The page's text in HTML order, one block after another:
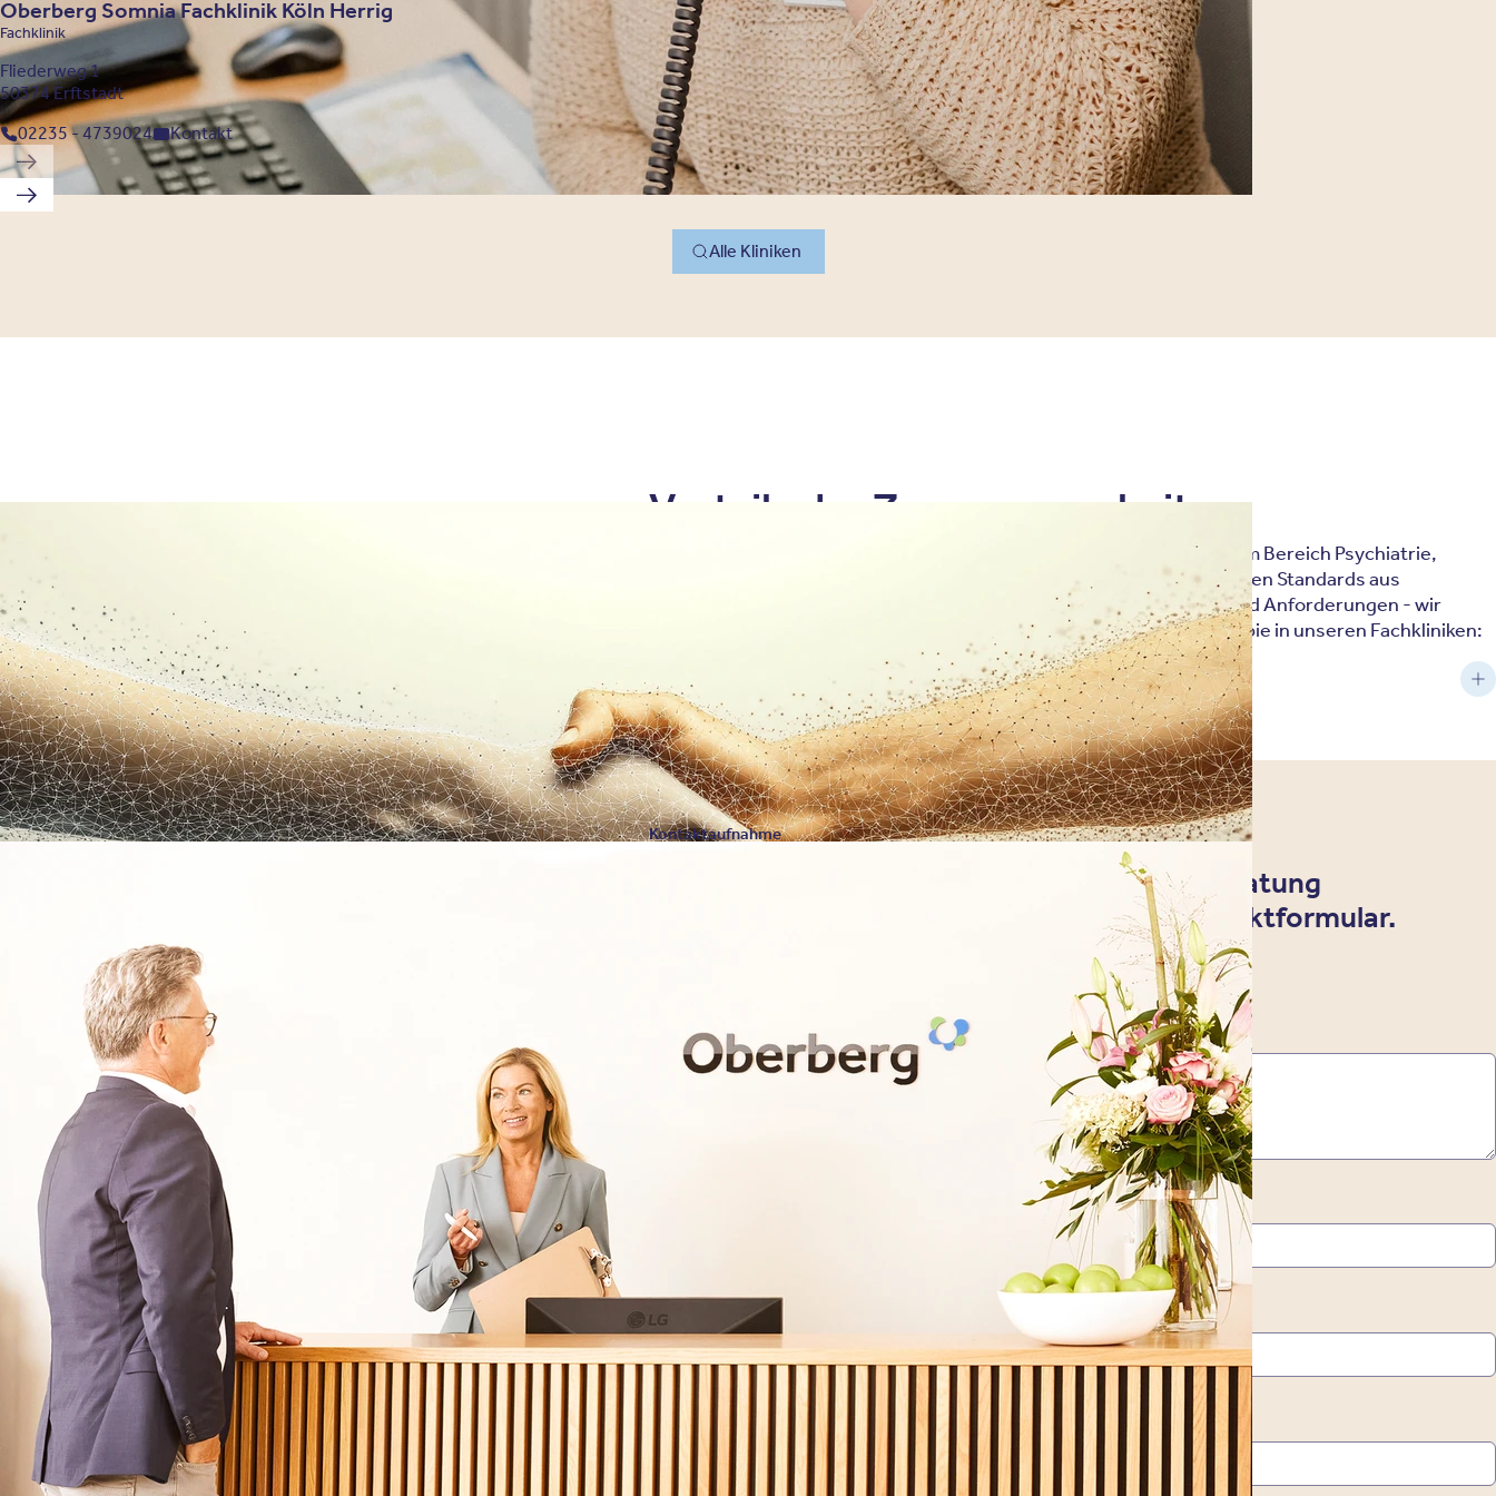
Oberberg Somnia Fachklinik Köln Herrig
Fachklinik
Fliederweg 1
50374 Erftstadt
02235 - 4739024
Kontakt
Vorherige Klinik
Nächste Klinik
Alle Kliniken
Vorteile der Zusammenarbeit
Als Deutschlands führender Qualitätsverbund privater Fachkliniken im Bereich Psychiatrie,
Psychosomatik und Psychotherapie orientieren wir uns an den höchsten Standards aus
Wissenschaft und Praxis. Daher stellen wir uns gerne Ihren Fragen und Anforderungen - wir
liefern 10 gute Gründe für eine Zusammenarbeit mit oder eine Therapie in unseren Fachkliniken:
Was uns auszeichnet
Kontaktaufnahme
Kontaktieren Sie uns für eine individuelle Beratung
telefonisch, oder schreiben Sie uns per Kontaktformular.
Ihre Nachricht
Vorname Nachname*
PLZ Ihrer Praxis / Klinik *